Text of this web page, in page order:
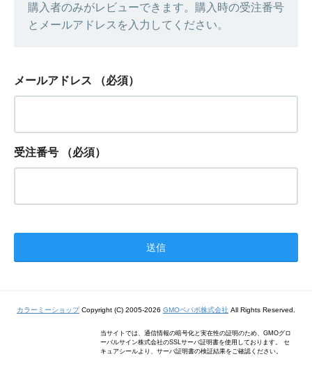
購入者のみがレビューできます。購入時の受注番号
とメールアドレスを入力してください。
メールアドレス （必須）
受注番号 （必須）
カラーミーショップCopyright (C) 2005-2026 GMOペパボ株式会社 All Rights Reserved.
当サイトでは、通信情報の暗号化と実在性の証明のため、GMOグロ
ーバルサイン株式会社のSSLサーバ証明書を使用しております。 セ
キュアシールより、サーバ証明書の検証結果をご確認ください。